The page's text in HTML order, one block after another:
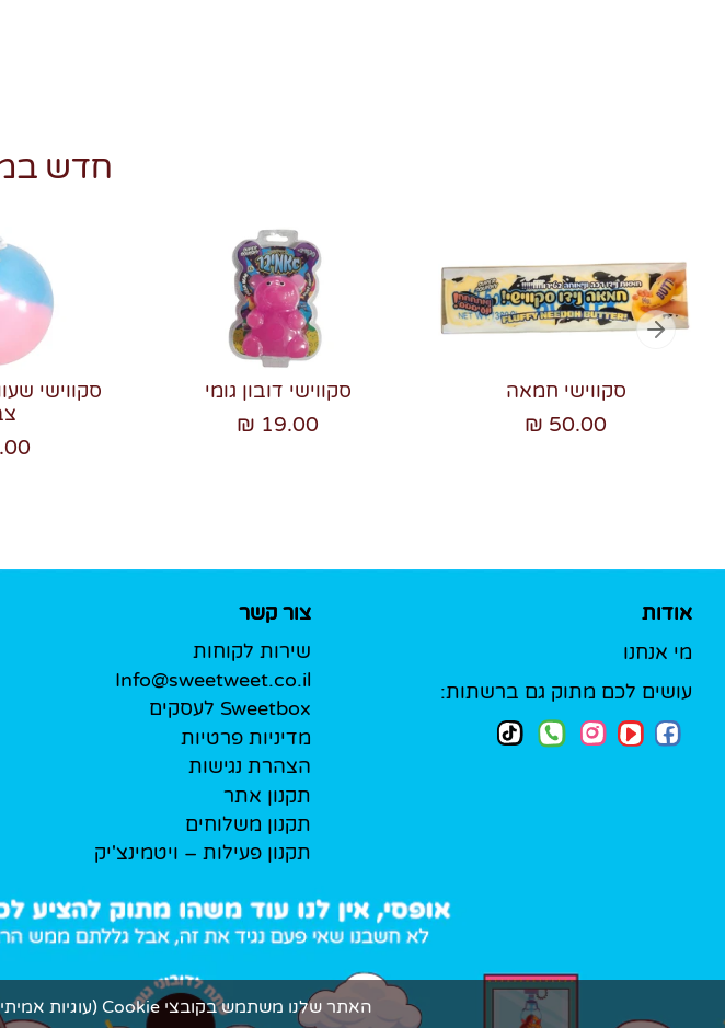
חדש
סקווישי
₪
סקווישי דובון גומי
19.00 ₪
סקווישי חמאה
50.00 ₪
אודות
מי אנחנו
עושים לכם מתוק גם ברשתות:
צור קשר
שירות לקוחות
Info@sweetweet.co.il
Sweetbox לעסקים
מדיניות פרטיות
הצהרת נגישות
תקנון אתר
תקנון משלוחים
תקנון פעילות – ויטמינצ'יק
האתר שלנו משתמש בקובצי Cookie (עוגיות אמיתיות!) כדי להעניק לך את חוויית הגלישה המתוקה ביותר.